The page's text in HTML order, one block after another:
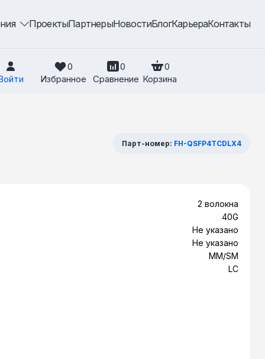
ПроектыПартнерыНовостиБлогКарьераКонтакты
0
Избранное
0
Сравнение
0
Корзина
Парт-номер: FH-QSFP4TCDLX4
2 волокна
40G
Не указано
Не указано
MM/SM
LC